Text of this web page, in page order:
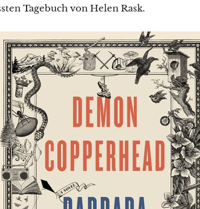
Tagebuch von Helen Rask.